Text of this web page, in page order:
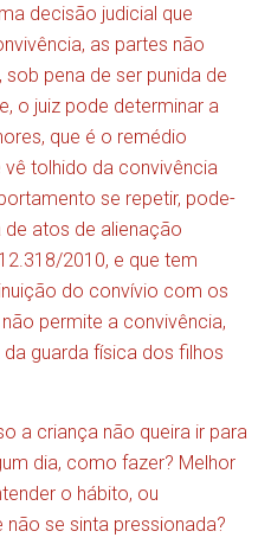
decisão judicial que
as partes não
pena de ser punida de
o juiz pode determinar a
que é o remédio
tolhido da convivência
se repetir, pode-
de atos de alienação
2010, e que tem
do convívio com os
permite a convivência,
guarda física dos filhos
a criança não queira ir para
dia, como fazer? Melhor
o hábito, ou
se sinta pressionada?